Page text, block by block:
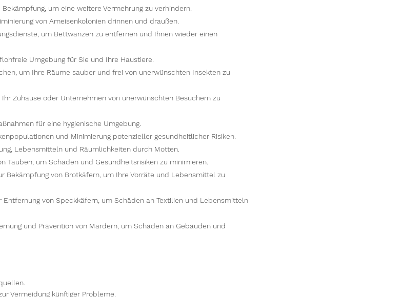
um eine weitere Vermehrung zu verhindern.
von Ameisenkolonien drinnen und draußen.
um Bettwanzen zu entfernen und Ihnen wieder einen
Umgebung für Sie und Ihre Haustiere.
um Ihre Räume sauber und frei von unerwünschten Insekten zu
Zuhause oder Unternehmen von unerwünschten Besuchern zu
für eine hygienische Umgebung.
und Minimierung potenzieller gesundheitlicher Risiken.
Lebensmitteln und Räumlichkeiten durch Motten.
Tauben, um Schäden und Gesundheitsrisiken zu minimieren.
Bekämpfung von Brotkäfern, um Ihre Vorräte und Lebensmittel zu
Entfernung von Speckkäfern, um Schäden an Textilien und Lebensmitteln
und Prävention von Mardern, um Schäden an Gebäuden und
Vermeidung künftiger Probleme.